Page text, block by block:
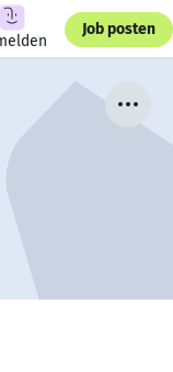
Job posten